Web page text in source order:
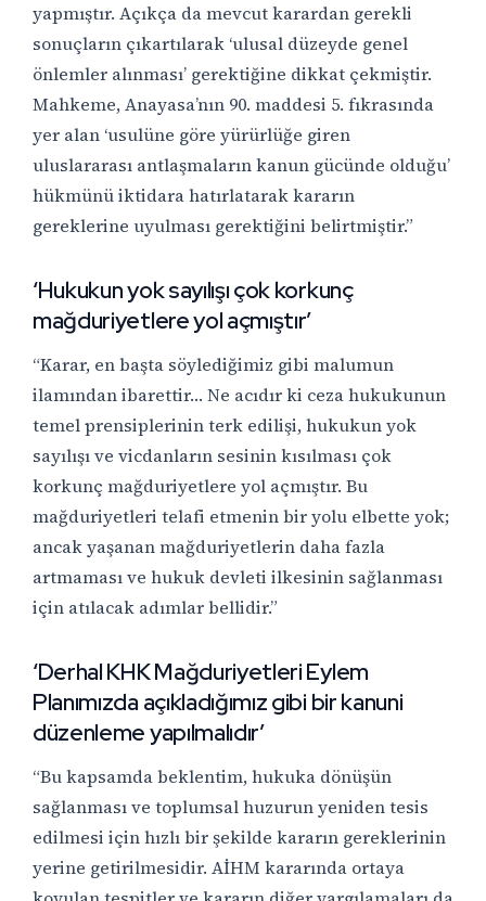
yapmıştır. Açıkça da mevcut karardan gerekli
sonuçların çıkartılarak ‘ulusal düzeyde genel
önlemler alınması’ gerektiğine dikkat çekmiştir.
Mahkeme, Anayasa’nın 90. maddesi 5. fıkrasında
yer alan ‘usulüne göre yürürlüğe giren
uluslararası antlaşmaların kanun gücünde olduğu’
hükmünü iktidara hatırlatarak kararın
gereklerine uyulması gerektiğini belirtmiştir.”
‘Hukukun yok sayılışı çok korkunç
mağduriyetlere yol açmıştır’
“Karar, en başta söylediğimiz gibi malumun
ilamından ibarettir… Ne acıdır ki ceza hukukunun
temel prensiplerinin terk edilişi, hukukun yok
sayılışı ve vicdanların sesinin kısılması çok
korkunç mağduriyetlere yol açmıştır. Bu
mağduriyetleri telafi etmenin bir yolu elbette yok;
ancak yaşanan mağduriyetlerin daha fazla
artmaması ve hukuk devleti ilkesinin sağlanması
için atılacak adımlar bellidir.”
‘Derhal KHK Mağduriyetleri Eylem
Planımızda açıkladığımız gibi bir kanuni
düzenleme yapılmalıdır’
“Bu kapsamda beklentim, hukuka dönüşün
sağlanması ve toplumsal huzurun yeniden tesis
edilmesi için hızlı bir şekilde kararın gereklerinin
yerine getirilmesidir. AİHM kararında ortaya